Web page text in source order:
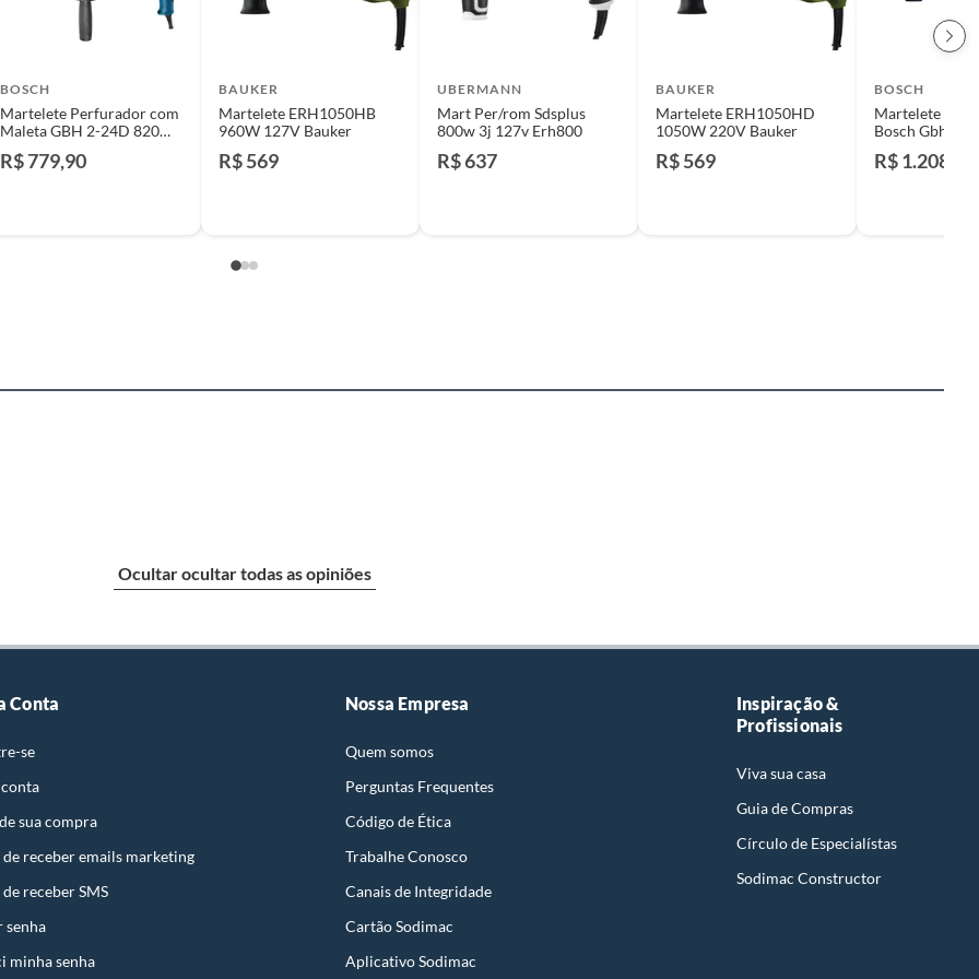
do vício.
ou acaba com o primeiro uso ou em pouco tempo.
do vício.
disponível em sua loja em até 30 (trinta) dias,
condições de uso;
A resposta ao cliente deverá ser imediata. Sendo
poderá optar por:
BOSCH
Martelete Perfurador com
Maleta GBH 2-24D 820W
R$ 779,90
BAUKER
Martelete ERH1050HB
960W 127V Bauker
R$ 569
UBERMANN
Mart Per/rom Sdsplus
800w 3j 127v Erh800
R$ 637
BAUKER
Martelete ERH1050HD
1050W 220V Bauker
R$ 569
BOSCH
Martelete
Bosch Gbh
Bosch
R$ 1.208
Ocultar ocultar todas as opiniões
Conta
se
sua compra
receber emails marketing
receber SMS
senha
minha senha
Nossa Empresa
Quem somos
Perguntas Frequentes
Código de Ética
Trabalhe Conosco
Canais de Integridade
Cartão Sodimac
Aplicativo Sodimac
Inspiração &
Profissionais
Viva sua casa
Guia de Compras
Círculo de Especialístas
Sodimac Constructor